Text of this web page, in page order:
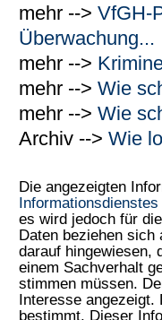
mehr --> VfGH-
Überwachung...
mehr -->
mehr --> Wie
mehr --> Wie
Archiv --> Wie
Die angezeigten
Informationsdienstes
es wird jedoch für
Daten beziehen
darauf hingewiesen,
einem Sachverhalt
stimmen müssen.
Interesse angezeigt.
bestimmt. Dieser